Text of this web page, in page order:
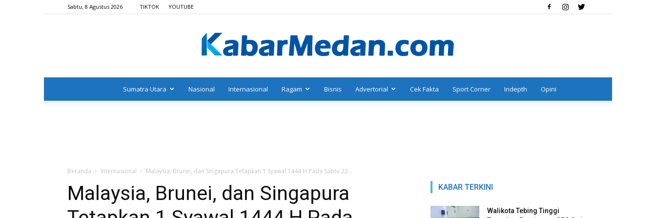
Sabtu, 8 Agustus 2026 TIKTOK YOUTUBE
Sumatra Utara Nasional Internasional Ragam Bisnis Advertorial Cek Fakta Sport Corner Indepth Opini
Beranda Internasional Malaysia, Brunei, dan Singapura Tetapkan 1 Syawal 1444 H Pada Sabtu 22...
Malaysia, Brunei, dan Singapura
KABAR TERKINI
Walikota Tebing Tinggi